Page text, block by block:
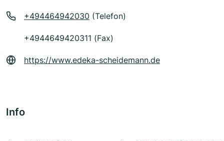
+494464942030 (Telefon)
+4944649420311 (Fax)
https://www.edeka-scheidemann.de
Info